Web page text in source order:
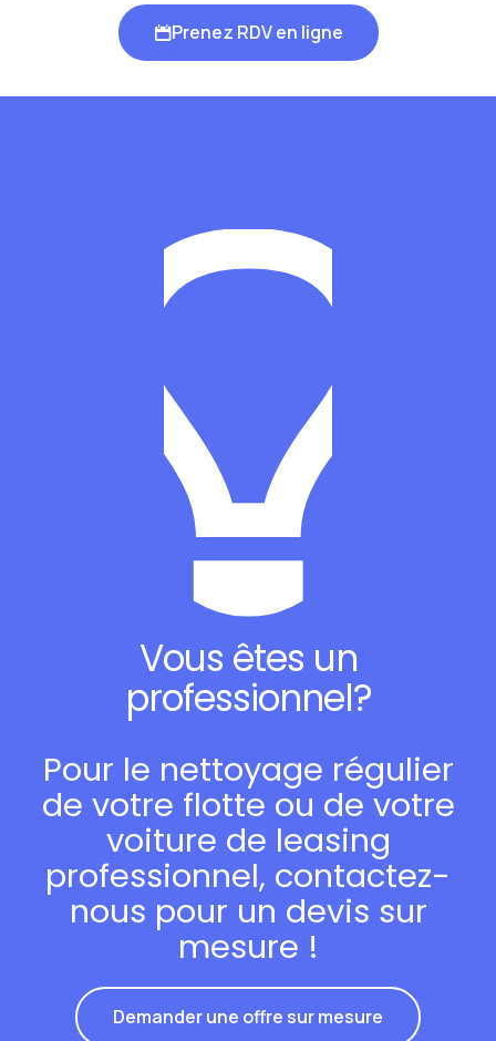
Prenez RDV en ligne
Vous êtes un
professionnel?
Pour le nettoyage régulier
de votre flotte ou de votre
voiture de leasing
professionnel, contactez-
nous pour un devis sur
mesure !
Demander une offre sur mesure